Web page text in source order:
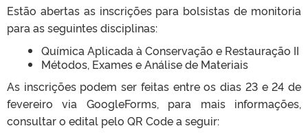
Estão abertas as inscrições para bolsistas de monitoria
para as seguintes disciplinas:
Química Aplicada à Conservação e Restauração II
Métodos, Exames e Análise de Materiais
As inscrições podem ser feitas entre os dias 23 e 24 de
fevereiro via GoogleForms, para mais informações,
consultar o edital pelo QR Code a seguir: